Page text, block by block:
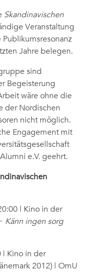
Skandinavischen
Veranstaltung
Jahre belegen.
sind
Begeisterung
wäre ohne die
der Nordischen
nicht möglich.
Engagement mit
e.V. geehrt.
| Kino in der
Känn ingen sorg
| Kino in der
2012) | OmU